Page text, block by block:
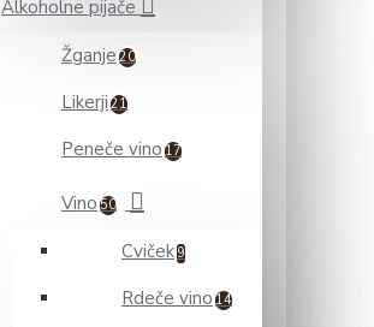
Alkoholne pijače
Žganje 20
Likerji 21
Peneče vino 17
Vino 50
Cviček 9
Rdeče vino 14